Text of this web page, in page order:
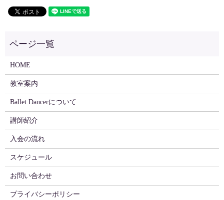
HOME
教室案内
Ballet Dancerについて
講師紹介
入会の流れ
スケジュール
お問い合わせ
プライバシーポリシー